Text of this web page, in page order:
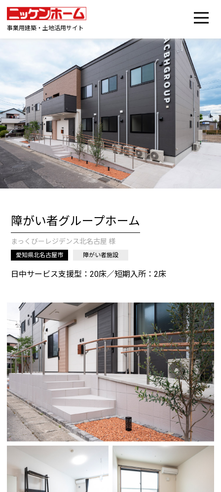
事業用建築・土地活用サイト
障がい者グループホーム
まっくびーレジデンス北名古屋 様
愛知県北名古屋市 障がい者施設
日中サービス支援型：20床／短期入所：2床